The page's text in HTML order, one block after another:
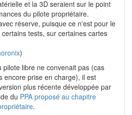
et la 3D seraient sur le point
du pilote propriétaire.
réserve, puisque ce n'est pour le
tests, sur certaines cartes
)
pilote libre ne convenait pas (cas
encore prise en charge), il est
plus récente développée par
du PPA proposé au chapitre
.